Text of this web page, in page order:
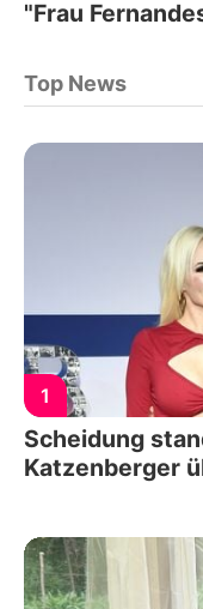
"Frau
Top News
1
Scheidung
Katzenberger